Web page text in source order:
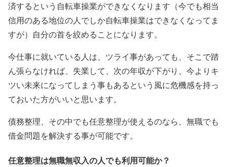
済するという自転車操業ができなくなります（今でも相当
信用のある地位の人でしか自転車操業はできなくなってま
すが）自分の首を絞めることになります。
今仕事に就いている人は、ツライ事があっても、そこで踏
ん張らなければ、失業して、次の年収が下がり、今よりキ
ツい未来になってしまう事もあるという風に危機感を持っ
ておいた方がいいと思います。
債務整理、その中でも任意整理が使えるのなら、無職でも
借金問題を解決する事が可能です。
任意整理は無職無収入の人でも利用可能か？